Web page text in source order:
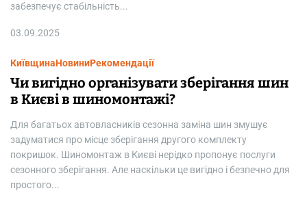
забезпечує стабільність...
03.09.2025
КиївщинаНовиниРекомендації
Чи вигідно організувати зберігання шин
в Києві в шиномонтажі?
Для багатьох автовласників сезонна заміна шин змушує
задуматися про місце зберігання другого комплекту
покришок. Шиномонтаж в Києві нерідко пропонує послуги
сезонного зберігання. Але наскільки це вигідно і безпечно для
простого...